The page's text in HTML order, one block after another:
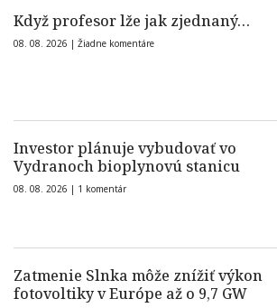
Když profesor lže jak zjednaný…
08. 08. 2026 | Žiadne komentáre
Investor plánuje vybudovať vo
Vydranoch bioplynovú stanicu
08. 08. 2026 | 1 komentár
Zatmenie Slnka môže znížiť výkon
fotovoltiky v Európe až o 9,7 GW